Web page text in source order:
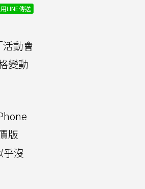
用LINE傳送
活動會
變動
版
沒